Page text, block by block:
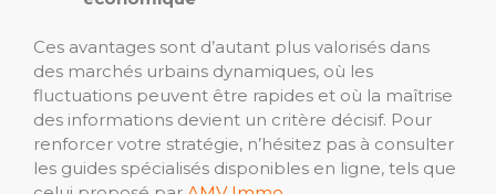
Ces avantages sont d’autant plus valorisés dans
des marchés urbains dynamiques, où les
fluctuations peuvent être rapides et où la maîtrise
des informations devient un critère décisif. Pour
renforcer votre stratégie, n’hésitez pas à consulter
les guides spécialisés disponibles en ligne, tels que